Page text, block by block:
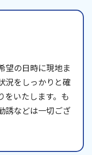
望の日時に現地ま
況をしっかりと確
をいたします。も
誘などは一切ござ